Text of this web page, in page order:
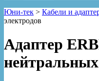
Юни-тек > Кабели и
электродов
Адаптер